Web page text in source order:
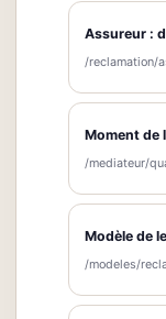
Assureur :
/reclamation/
Moment de
/mediateur/
Modèle de
/modeles/